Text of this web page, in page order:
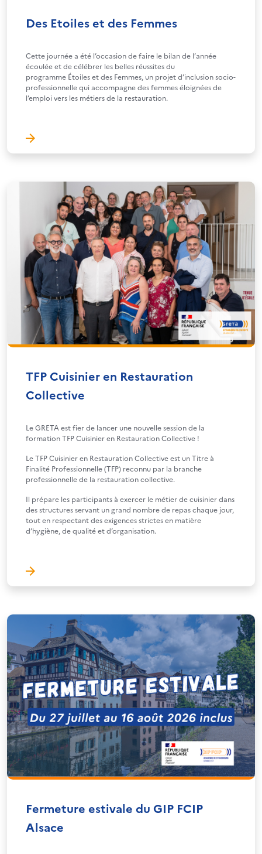
Des Etoiles et des Femmes
Cette journée a été l’occasion de faire le bilan de l’année
écoulée et de célébrer les belles réussites du
programme Étoiles et des Femmes, un projet d’inclusion socio-
professionnelle qui accompagne des femmes éloignées de
l’emploi vers les métiers de la restauration.
TFP Cuisinier en Restauration
Collective
Le GRETA est fier de lancer une nouvelle session de la
formation TFP Cuisinier en Restauration Collective !
Le TFP Cuisinier en Restauration Collective est un Titre à
Finalité Professionnelle (TFP) reconnu par la branche
professionnelle de la restauration collective.
Il prépare les participants à exercer le métier de cuisinier dans
des structures servant un grand nombre de repas chaque jour,
tout en respectant des exigences strictes en matière
d’hygiène, de qualité et d’organisation.
Fermeture estivale du GIP FCIP
Alsace